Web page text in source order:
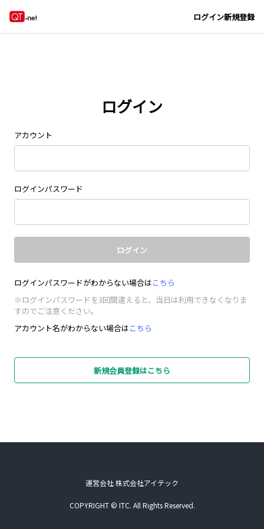
ログイン新規登録
ログイン
アカウント
ログインパスワード
ログイン
ログインパスワードがわからない場合はこちら
※ログインパスワードを3回間違えると、当日は利用できなくなりま
すのでご注意ください。
アカウント名がわからない場合はこちら
新規会員登録はこちら
運営会社 株式会社アイテック
COPYRIGHT © ITC. All Rights Reserved.